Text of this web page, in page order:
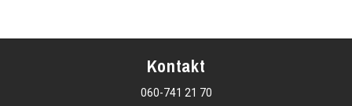
Kontakt
060-741 21 70